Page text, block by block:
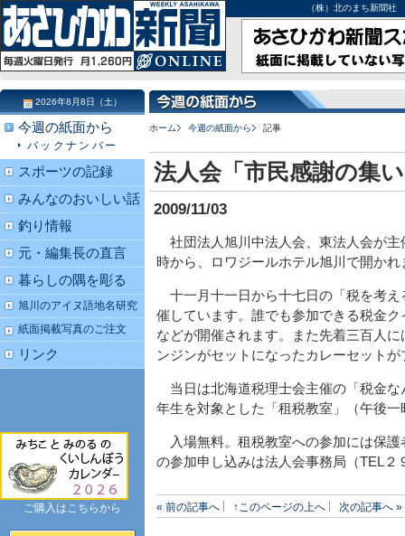
（株）北のまち新聞
ホーム 今週の紙面から 記事
法人会「市民感謝の集
2009/11/03
社団法人旭川中法人会、東法人会が主
時から、ロワジールホテル旭川で開かれ
十一月十一日から十七日の「税を考え
催しています。誰でも参加できる税金
などが開催されます。また先着三百人
ンジンがセットになったカレーセット
当日は北海道税理士会主催の「税金な
年生を対象とした「租税教室」（午後
入場無料。租税教室への参加には保護
の参加申し込みは法人会事務局（TEL
« 前の記事へ ↑このページの上へ 次の記事へ »
2026年8月8日（土）
今週の紙面から
バックナンバー
スポーツの記録
みんなのおいしい話
釣り情報
元・編集長の直言
暮らしの隅を彫る
旭川のアイヌ語地名研究
紙面掲載写真のご注文
リンク
ご購入はこちらから